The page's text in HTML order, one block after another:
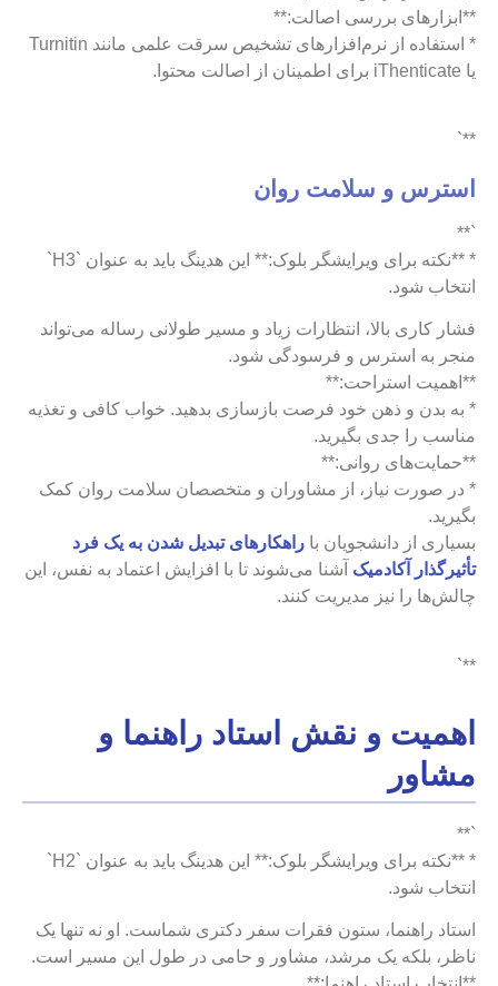
**ابزارهای بررسی اصالت:**
* استفاده از نرم‌افزارهای تشخیص سرقت علمی مانند Turnitin
یا iThenticate برای اطمینان از اصالت محتوا.
**`
استرس و سلامت روان
`**
* **نکته برای ویرایشگر بلوک:** این هدینگ باید به عنوان `H3`
انتخاب شود.
فشار کاری بالا، انتظارات زیاد و مسیر طولانی رساله می‌تواند
منجر به استرس و فرسودگی شود.
**اهمیت استراحت:**
* به بدن و ذهن خود فرصت بازسازی بدهید. خواب کافی و تغذیه
مناسب را جدی بگیرید.
**حمایت‌های روانی:**
* در صورت نیاز، از مشاوران و متخصصان سلامت روان کمک
بگیرید.
بسیاری از دانشجویان با راهکارهای تبدیل شدن به یک فرد
تأثیرگذار آکادمیک آشنا می‌شوند تا با افزایش اعتماد به نفس، این
چالش‌ها را نیز مدیریت کنند.
**`
اهمیت و نقش استاد راهنما و
مشاور
`**
* **نکته برای ویرایشگر بلوک:** این هدینگ باید به عنوان `H2`
انتخاب شود.
استاد راهنما، ستون فقرات سفر دکتری شماست. او نه تنها یک
ناظر، بلکه یک مرشد، مشاور و حامی در طول این مسیر است.